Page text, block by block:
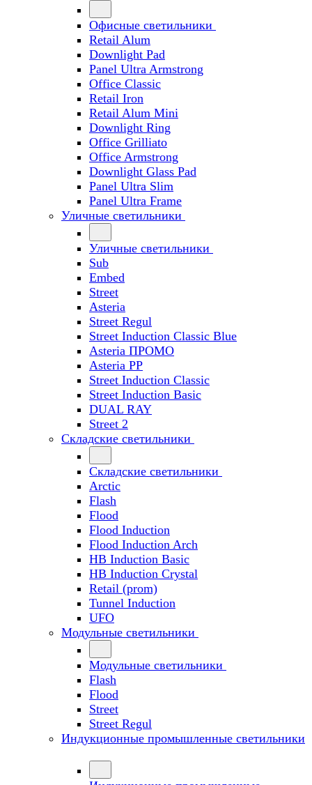
Офисные светильники
Retail Alum
Downlight Pad
Panel Ultra Armstrong
Office Classic
Retail Iron
Retail Alum Mini
Downlight Ring
Office Grilliato
Office Armstrong
Downlight Glass Pad
Panel Ultra Slim
Panel Ultra Frame
Уличные светильники
Уличные светильники
Sub
Embed
Street
Asteria
Street Regul
Street Induction Classic Blue
Asteria ПРОМО
Asteria PP
Street Induction Classic
Street Induction Basic
DUAL RAY
Street 2
Складские светильники
Складские светильники
Arctic
Flash
Flood
Flood Induction
Flood Induction Arch
HB Induction Basic
HB Induction Crystal
Retail (prom)
Tunnel Induction
UFO
Модульные светильники
Модульные светильники
Flash
Flood
Street
Street Regul
Индукционные промышленные светильники